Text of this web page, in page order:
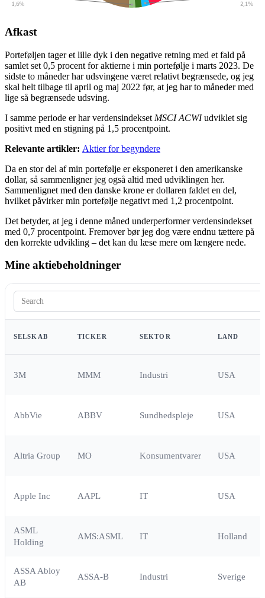
Afkast
Porteføljen tager et lille dyk i den negative retning med et fald på
samlet set 0,5 procent for aktierne i min portefølje i marts 2023. De
sidste to måneder har udsvingene været relativt begrænsede, og jeg
skal helt tilbage til april og maj 2022 før, at jeg har to måneder med
lige så begrænsede udsving.
I samme periode er har verdensindekset MSCI ACWIudviklet sig
positivt med en stigning på 1,5 procentpoint.
Relevante artikler: Aktier for begyndere
Da en stor del af min portefølje er eksponeret i den amerikanske
dollar, så sammenligner jeg også altid med udviklingen her.
Sammenlignet med den danske krone er dollaren faldet en del,
hvilket påvirker min portefølje negativt med 1,2 procentpoint.
Det betyder, at jeg i denne måned underperformer verdensindekset
med 0,7 procentpoint. Fremover bør jeg dog være endnu tættere på
den korrekte udvikling – det kan du læse mere om længere nede.
Mine aktiebeholdninger
SELSKAB TICKER SEKTOR LAND
3M MMM Industri USA
AbbVie ABBV Sundhedspleje USA
Altria Group MO Konsumentvarer USA
Apple Inc AAPL IT USA
ASML
Holding
AMS:ASML IT Holland
ASSA Abloy
AB
ASSA-B Industri Sverige